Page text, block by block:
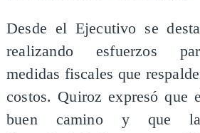
Desde el Ejecutivo se
realizando esfuerzos
medidas fiscales que
costos. Quiroz expresó que
buen camino y que la